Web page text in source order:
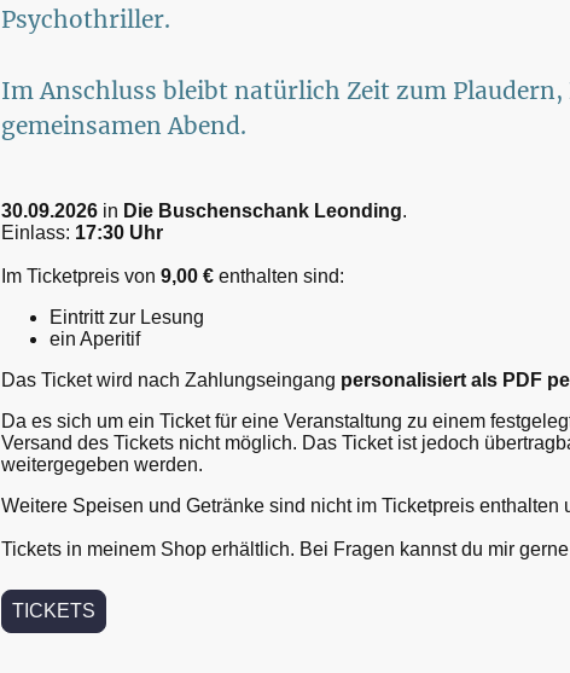
Psychothriller.
Im Anschluss bleibt natürlich Zeit zum
gemeinsamen Abend.
30.09.2026 in Die Buschenschank Leonding.
Einlass: 17:30 Uhr
Im Ticketpreis von 9,00 € enthalten sind:
Eintritt zur Lesung
ein Aperitif
Das Ticket wird nach Zahlungseingang personalisiert als PDF
Da es sich um ein Ticket für eine Veranstaltung zu einem
Versand des Tickets nicht möglich. Das Ticket ist jedoch
weitergegeben werden.
Weitere Speisen und Getränke sind nicht im Ticketpreis enthalten
Tickets in meinem Shop erhältlich. Bei Fragen kannst du mir
TICKETS